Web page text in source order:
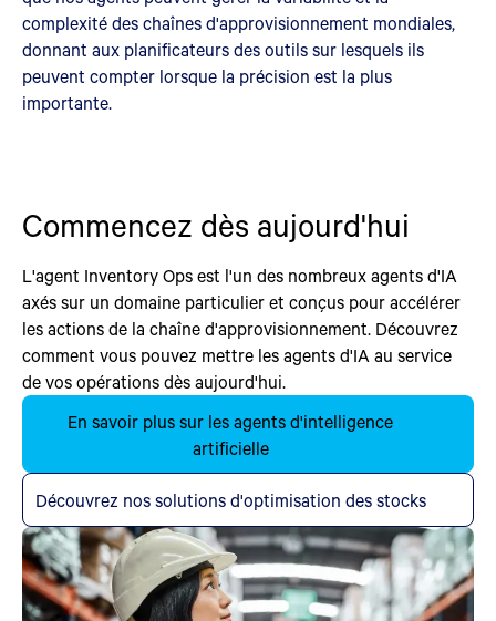
complexité des chaînes d'approvisionnement mondiales,
donnant aux planificateurs des outils sur lesquels ils
peuvent compter lorsque la précision est la plus
importante.
Commencez dès aujourd'hui
L'agent Inventory Ops est l'un des nombreux agents d'IA
axés sur un domaine particulier et conçus pour accélérer
les actions de la chaîne d'approvisionnement. Découvrez
comment vous pouvez mettre les agents d'IA au service
de vos opérations dès aujourd'hui.
En savoir plus sur les agents d'intelligence
artificielle
Découvrez nos solutions d'optimisation des stocks